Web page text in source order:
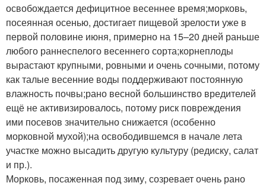
освобождается дефицитное весеннее время;морковь,
посеянная осенью, достигает пищевой зрелости уже в
первой половине июня, примерно на 15–20 дней раньше
любого раннеспелого весеннего сорта;корнеплоды
вырастают крупными, ровными и очень сочными, потому
как талые весенние воды поддерживают постоянную
влажность почвы;рано весной большинство вредителей
ещё не активизировалось, потому риск повреждения
ими посевов значительно снижается (особенно
морковной мухой);на освободившемся в начале лета
участке можно высадить другую культуру (редиску, салат
и пр.).
Морковь, посаженная под зиму, созревает очень рано